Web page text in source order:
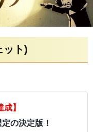
i
a
ット)
】
の決定版！